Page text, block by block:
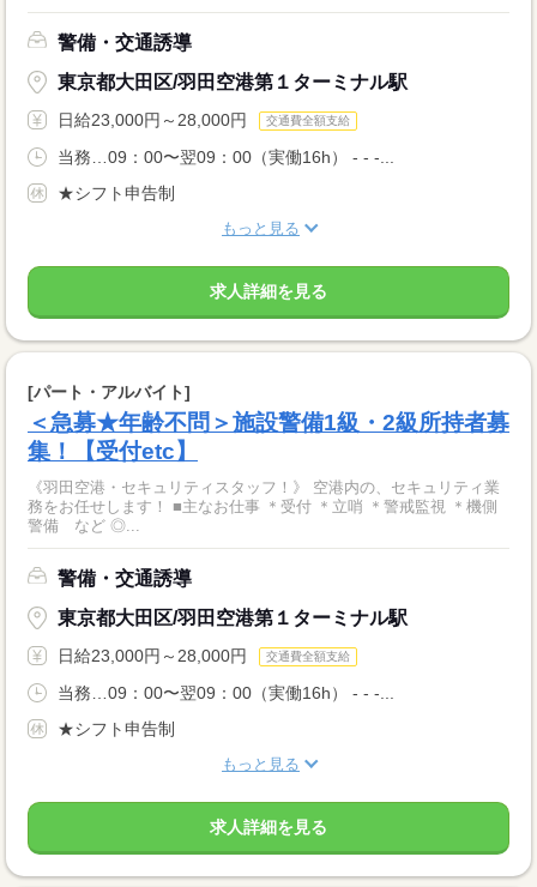
警備・交通誘導
東京都大田区/羽田空港第１ターミナル駅
日給23,000円～28,000円 交通費全額支給
当務…09：00〜翌09：00（実働16h） - - -...
★シフト申告制
もっと見る
求人詳細を見る
[パート・アルバイト]
＜急募★年齢不問＞施設警備1級・2級所持者募
集！【受付etc】
《羽田空港・セキュリティスタッフ！》 空港内の、セキュリティ業
務をお任せします！ ■主なお仕事 ＊受付 ＊立哨 ＊警戒監視 ＊機側
警備 など ◎...
警備・交通誘導
東京都大田区/羽田空港第１ターミナル駅
日給23,000円～28,000円 交通費全額支給
当務…09：00〜翌09：00（実働16h） - - -...
★シフト申告制
もっと見る
求人詳細を見る